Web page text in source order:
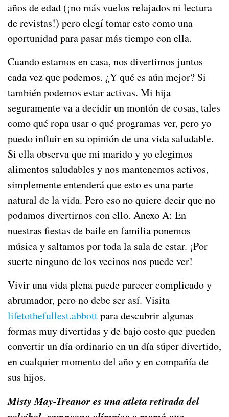
años de edad (¡no más vuelos relajados ni lectura
de revistas!) pero elegí tomar esto como una
oportunidad para pasar más tiempo con ella.
Cuando estamos en casa, nos divertimos juntos
cada vez que podemos. ¿Y qué es aún mejor? Si
también podemos estar activas. Mi hija
seguramente va a decidir un montón de cosas, tales
como qué ropa usar o qué programas ver, pero yo
puedo influir en su opinión de una vida saludable.
Si ella observa que mi marido y yo elegimos
alimentos saludables y nos mantenemos activos,
simplemente entenderá que esto es una parte
natural de la vida. Pero eso no quiere decir que no
podamos divertirnos con ello. Anexo A: En
nuestras fiestas de baile en familia ponemos
música y saltamos por toda la sala de estar. ¡Por
suerte ninguno de los vecinos nos puede ver!
Vivir una vida plena puede parecer complicado y
abrumador, pero no debe ser así. Visita
lifetothefullest.abbottpara descubrir algunas
formas muy divertidas y de bajo costo que pueden
convertir un día ordinario en un día súper divertido,
en cualquier momento del año y en compañía de
sus hijos.
Misty May-Treanor es una atleta retirada del